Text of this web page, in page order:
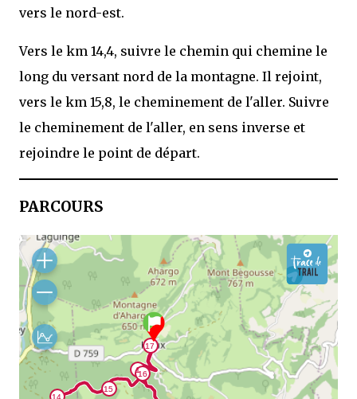
vers le nord-est.
Vers le km 14,4, suivre le chemin qui chemine le
long du versant nord de la montagne. Il rejoint,
vers le km 15,8, le cheminement de l'aller. Suivre
le cheminement de l'aller, en sens inverse et
rejoindre le point de départ.
PARCOURS